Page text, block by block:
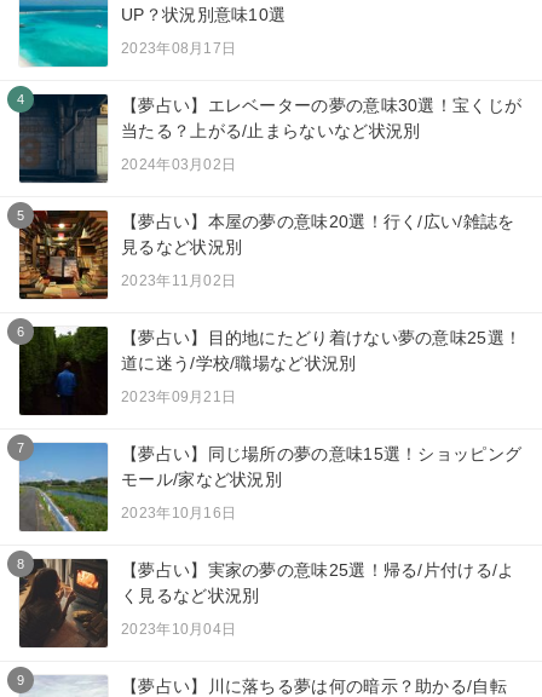
UP？状況別意味10選
2023年08月17日
4
【夢占い】エレベーターの夢の意味30選！宝くじが
当たる？上がる/止まらないなど状況別
2024年03月02日
5
【夢占い】本屋の夢の意味20選！行く/広い/雑誌を
見るなど状況別
2023年11月02日
6
【夢占い】目的地にたどり着けない夢の意味25選！
道に迷う/学校/職場など状況別
2023年09月21日
7
【夢占い】同じ場所の夢の意味15選！ショッピング
モール/家など状況別
2023年10月16日
8
【夢占い】実家の夢の意味25選！帰る/片付ける/よ
く見るなど状況別
2023年10月04日
9
【夢占い】川に落ちる夢は何の暗示？助かる/自転